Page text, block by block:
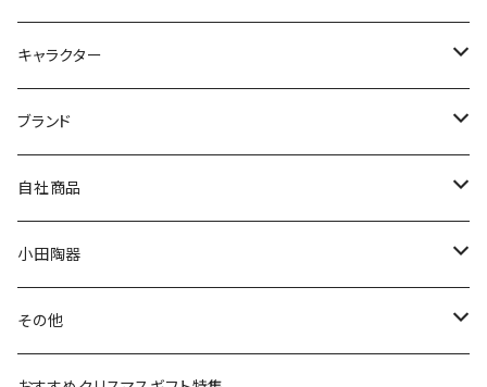
九谷焼
マグ＆カップ
プレート
ボウル
ガラスウェア
キャラクター
ムーミン
80th記念アイテム
リトルミイの日記念アイテム
MOOMIN ANIMATION
スヌーピー
ピーターラビット
ブランド
LA AMYS(エミーズ)
LISA LARSON(リサラーソン)
LAURA ASHLEY(ローラ アシュレイ)
自社商品
ねこ企画
Cecera(セセラ)
小田陶器
さざなみ
その他